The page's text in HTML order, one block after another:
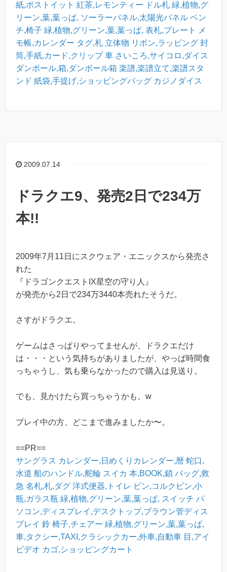
紙,ポストイット 紅茶,レモンティー ドル札 緑,植物,グ
リーン,葉,葉っぱ, ソーラーパネル,太陽光パネル ベン
チ,椅子 緑,植物,グリーン,葉,葉っぱ, 表札,プレート
メ
モ帳,カレンダー タグ,札 立体物 リボン,ラッピング 封
筒,手紙,カード,クリップ 車 さいころ,サイコロ,ダイス
ダンボール,箱,ダンボール箱 楽譜,楽譜立て,楽譜スタ
ンド 紙袋,手提げ,ショッピングバッグ カジノダイス
2009.07.14
ドラクエ9、発売2日で234万
本!!
2009年7月11日にスクウェア・エニックスから発売さ
れた
『ドラゴンクエストIX星空の守り人』
が発売から2日で234万3440本売れたそうだ。
さすがドラクエ。
ゲームはさっぱりやってませんが、ドラクエだけ
は・・・という気持ちがありましたが、やっぱ時間食
っちゃうし、気も乗らなかったので購入は見送り。
でも、見かけたら買っちゃうかも。w
プレイ中の方、どこまで進みましたか〜。
==PR==
サングラス カレンダー,日めくりカレンダー,暦 蛇口,
水道 船のハンドル,舵輪 スイカ 本,BOOK,鎖 バッグ,救
急 名札,札,ダグ 洋式便器,トイレ ビン,コルクビン,小
瓶,ガラス瓶 緑,植物,グリーン,葉,葉っぱ, スイッチ パ
ソコン,ディスプレイ,デスクトップ,ブラウン管ディス
プレイ 鈴 椅子,チェアー 緑,植物,グリーン,葉,葉っぱ,
車,タクシー,TAXI,クラシックカー,外車,自動車 目,アイ
ビデオ カゴ,ショッピングカート